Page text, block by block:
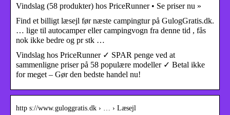
Vindslag (58 produkter) hos PriceRunner • Se priser nu »
Find et billigt læsejl før næste campingtur på GulogGratis.dk.
… lige til autocamper eller campingvogn fra denne tid , fås
nok ikke bedre og pr stk …
Vindslag hos PriceRunner ✓ SPAR penge ved at
sammenligne priser på 58 populære modeller ✓ Betal ikke
for meget – Gør den bedste handel nu!
http s://www.guloggratis.dk › … › Læsejl